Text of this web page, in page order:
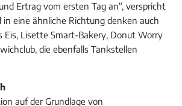
Ertrag vom ersten Tag an“, verspricht
in eine ähnliche Richtung denken auch
Eis, Lisette Smart-Bakery, Donut Worry
die ebenfalls Tankstellen
auf der Grundlage von